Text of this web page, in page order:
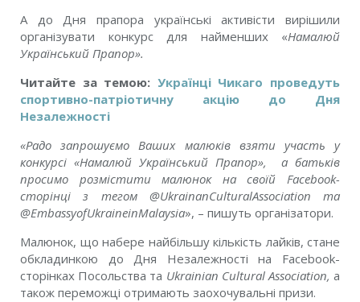
А до Дня прапора українські активісти вирішили
організувати конкурс для найменших «Намалюй
Український Прапор».
Читайте за темою: Українці Чикаго проведуть
спортивно-патріотичну акцію до Дня
Незалежності
«Радо запрошуємо Ваших малюків взяти участь у
конкурсі «Намалюй Український Прапор», а батьків
просимо розмістити малюнок на своїй Facebook-
сторінці з тегом @UkrainanCulturalAssociation та
@EmbassyofUkraineinMalaysia», – пишуть організатори.
Малюнок, що набере найбільшу кількість лайків, стане
обкладинкою до Дня Незалежності на Facebook-
сторінках Посольства та Ukrainian Cultural Association, а
також переможці отримають заохочувальні призи.